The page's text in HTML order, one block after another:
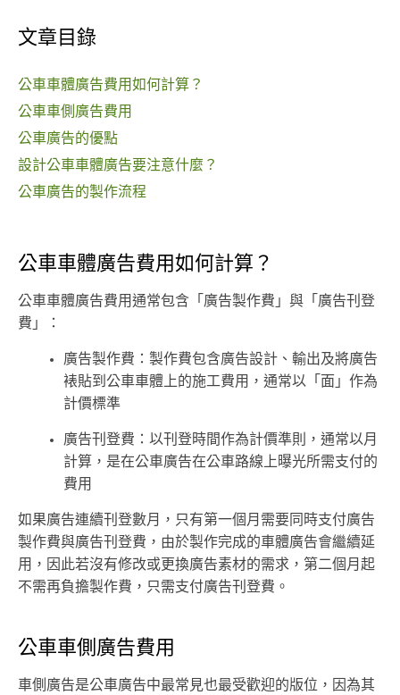
文章目錄
公車車體廣告費用如何計算？
公車車側廣告費用
公車廣告的優點
設計公車車體廣告要注意什麼？
公車廣告的製作流程
公車車體廣告費用如何計算？
公車車體廣告費用通常包含「廣告製作費」與「廣告刊登
費」：
廣告製作費：製作費包含廣告設計、輸出及將廣告
裱貼到公車車體上的施工費用，通常以「面」作為
計價標準
廣告刊登費：以刊登時間作為計價準則，通常以月
計算，是在公車廣告在公車路線上曝光所需支付的
費用
如果廣告連續刊登數月，只有第一個月需要同時支付廣告
製作費與廣告刊登費，由於製作完成的車體廣告會繼續延
用，因此若沒有修改或更換廣告素材的需求，第二個月起
不需再負擔製作費，只需支付廣告刊登費。
公車車側廣告費用
車側廣告是公車廣告中最常見也最受歡迎的版位，因為其